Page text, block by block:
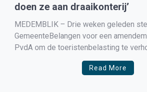
doen ze aan draaikonterij’
MEDEMBLIK – Drie weken geleden
GemeenteBelangen voor een
PvdA om de toeristenbelasting te
naar €1.50 per nacht zonder fasering.
Read More